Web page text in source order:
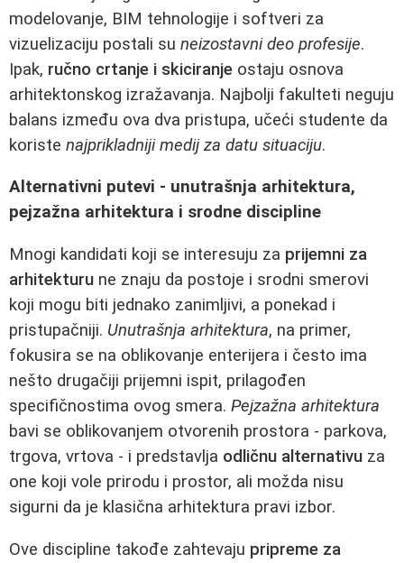
modelovanje, BIM tehnologije i softveri za
vizuelizaciju postali su neizostavni deo profesije.
Ipak, ručno crtanje i skiciranje ostaju osnova
arhitektonskog izražavanja. Najbolji fakulteti neguju
balans između ova dva pristupa, učeći studente da
koriste najprikladniji medij za datu situaciju.
Alternativni putevi - unutrašnja arhitektura,
pejzažna arhitektura i srodne discipline
Mnogi kandidati koji se interesuju za prijemni za
arhitekturu ne znaju da postoje i srodni smerovi
koji mogu biti jednako zanimljivi, a ponekad i
pristupačniji. Unutrašnja arhitektura, na primer,
fokusira se na oblikovanje enterijera i često ima
nešto drugačiji prijemni ispit, prilagođen
specifičnostima ovog smera. Pejzažna arhitektura
bavi se oblikovanjem otvorenih prostora - parkova,
trgova, vrtova - i predstavlja odličnu alternativu za
one koji vole prirodu i prostor, ali možda nisu
sigurni da je klasična arhitektura pravi izbor.
Ove discipline takođe zahtevaju pripreme za